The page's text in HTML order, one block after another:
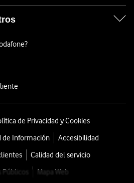
de Privacidad y Cookies
de Información
Accesibilidad
Calidad del servicio
Mapa Web